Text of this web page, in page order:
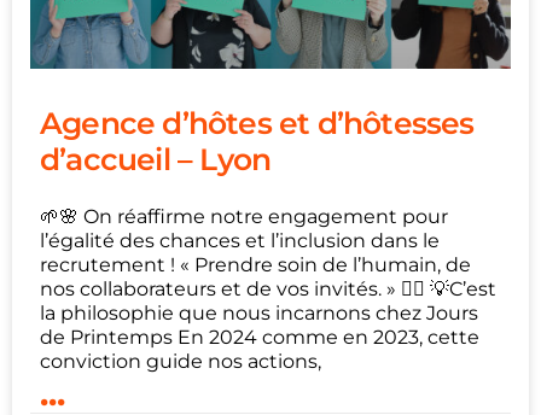
Agence d’hôtes et d’hôtesses
d’accueil – Lyon
🌱🌸 On réaffirme notre engagement pour
l’égalité des chances et l’inclusion dans le
recrutement ! « Prendre soin de l’humain, de
nos collaborateurs et de vos invités. » 👇🏼 💡C’est
la philosophie que nous incarnons chez Jours
de Printemps En 2024 comme en 2023, cette
conviction guide nos actions,
...